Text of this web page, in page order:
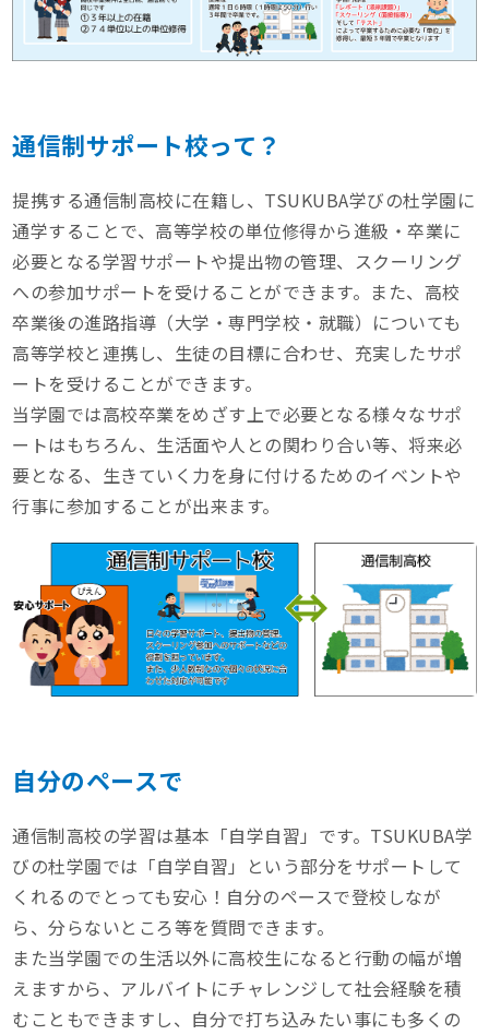
通信制サポート校って？
提携する通信制高校に在籍し、TSUKUBA学びの杜学園に
通学することで、高等学校の単位修得から進級・卒業に
必要となる学習サポートや提出物の管理、スクーリング
への参加サポートを受けることができます。また、高校
卒業後の進路指導（大学・専門学校・就職）についても
高等学校と連携し、生徒の目標に合わせ、充実したサポ
ートを受けることができます。
当学園では高校卒業をめざす上で必要となる様々なサポ
ートはもちろん、生活面や人との関わり合い等、将来必
要となる、生きていく力を身に付けるためのイベントや
行事に参加することが出来ます。
自分のペースで
通信制高校の学習は基本「自学自習」です。TSUKUBA学
びの杜学園では「自学自習」という部分をサポートして
くれるのでとっても安心！自分のペースで登校しなが
ら、分らないところ等を質問できます。
また当学園での生活以外に高校生になると行動の幅が増
えますから、アルバイトにチャレンジして社会経験を積
むこともできますし、自分で打ち込みたい事にも多くの